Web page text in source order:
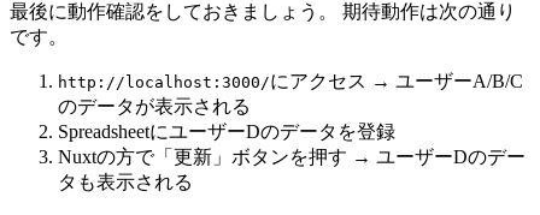
最後に動作確認をしておきましょう。 期待動作は次の通り
です。
http://localhost:3000/にアクセス → ユーザーA/B/C
のデータが表示される
SpreadsheetにユーザーDのデータを登録
Nuxtの方で「更新」ボタンを押す → ユーザーDのデー
タも表示される